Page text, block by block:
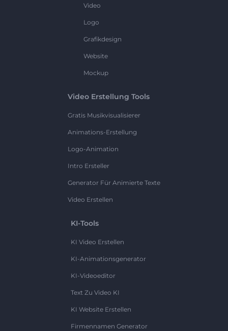
Video
Logo
Grafikdesign
Website
Mockup
Video Erstellung Tools
Gratis Musikvisualisierer
Animations-Erstellung
Logo-Animation
Intro Ersteller
Generator Für Animierte Texte
Video Erstellen
KI-Tools
KI Video Erstellen
KI-Animationsgenerator
KI-Videoeditor
Text Zu Video KI
KI Website Erstellen
Firmennamen Generator